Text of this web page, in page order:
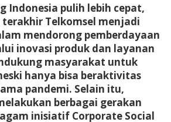
Indonesia pulih lebih cepat,
Telkomsel menjadi
mendorong pemberdayaan
inovasi produk dan layanan
masyarakat untuk
hanya bisa beraktivitas
pandemi. Selain itu,
berbagai gerakan
inisiatif Corporate Social